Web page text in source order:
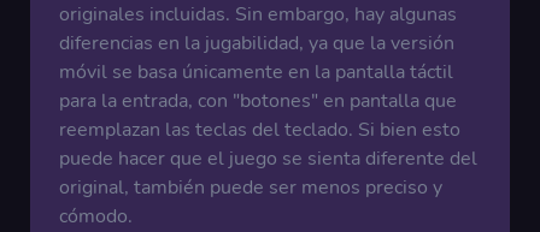
originales incluidas. Sin embargo, hay algunas
diferencias en la jugabilidad, ya que la versión
móvil se basa únicamente en la pantalla táctil
para la entrada, con "botones" en pantalla que
reemplazan las teclas del teclado. Si bien esto
puede hacer que el juego se sienta diferente del
original, también puede ser menos preciso y
cómodo.